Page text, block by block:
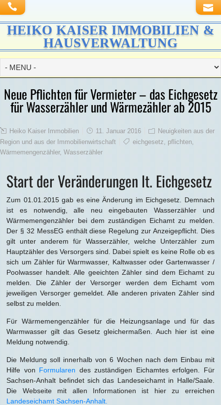
HEIKO KAISER IMMOBILIEN &
HAUSVERWALTUNG
Neue Pflichten für Vermieter – das Eichgesetz
für Wasserzähler und Wärmezähler ab 2015
Heiko Kaiser Immobilien 11. Januar 2016
Neuigkeiten aus der
Region und aus der Immobilienwirtschaft
eichgesetz, pflichten,
Wärmemengenzähler, Wasserzähler
Start der Veränderungen lt. Eichgesetz
Zum 01.01.2015 gab es eine Änderung im Eichgesetz. Demnach
ist es notwendig, alle neu eingebauten Wasserzähler und
Wärmemengenzähler bei dem zuständigen Eichamt zu melden.
Der § 32 MessEG enthält diese Regelung zur Anzeigepflicht. Dies
gilt unter anderem für Wasserzähler, welche Unterzähler zum
Hauptzähler des Versorgers sind. Dabei spielt es keine Rolle ob es
sich um Zähler für Warmwasser, Kaltwasser oder Gartenwasser /
Poolwasser handelt. Alle geeichten Zähler sind dem Eichamt zu
melden. Die Zähler der Versorger werden dem Eichamt vom
jeweiligen Versorger gemeldet. Alle anderen privaten Zähler sind
selbst zu melden.
Für Wärmemengenzähler für die Heizungsanlage und für das
Warmwasser gilt das Gesetz gleichermaßen. Auch hier ist eine
Meldung notwendig.
Die Meldung soll innerhalb von 6 Wochen nach dem Einbau mit
Hilfe von Formularen des zuständigen Eichamtes erfolgen. Für
Sachsen-Anhalt befindet sich das Landeseichamt in Halle/Saale.
Die Webseite mit allen Informationen ist hier zu erreichen
Landeseichamt Sachsen-Anhalt.